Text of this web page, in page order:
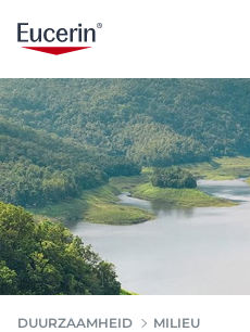
DUURZAAMHEID MILIEU